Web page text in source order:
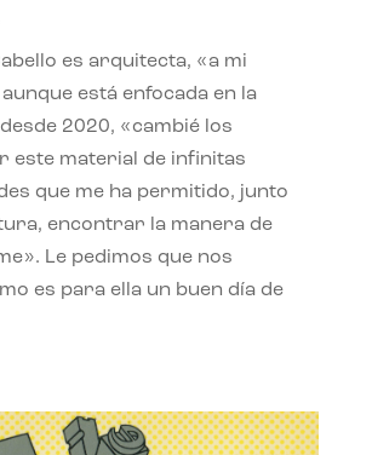
es arquitecta, «a mi
está enfocada en la
2020, «cambié los
este material de infinitas
que me ha permitido, junto
encontrar la manera de
Le pedimos que nos
es para ella un buen día de